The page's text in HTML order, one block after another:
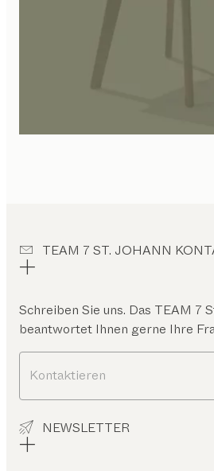
TEAM 7 ST. JOHANN
Schreiben Sie uns. Das TEAM 7
beantwortet Ihnen gerne Ihre
Kontaktieren
NEWSLETTER